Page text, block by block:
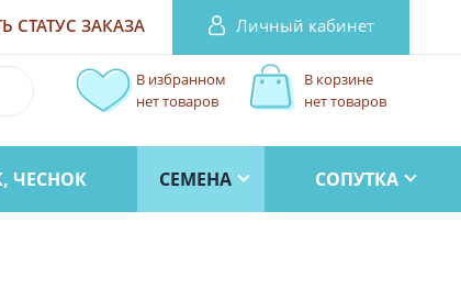
СТАТУС ЗАКАЗА Личный кабинет
В корзине
нет товаров
В избранном
нет товаров
ЧЕСНОК СЕМЕНА СОПУТКА